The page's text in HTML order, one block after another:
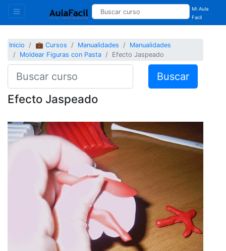
Mi Aula
Facil
Inicio 💼 Cursos Manualidades
Manualidades
Moldear Figuras con Pasta
Efecto Jaspeado
Buscar
Efecto Jaspeado